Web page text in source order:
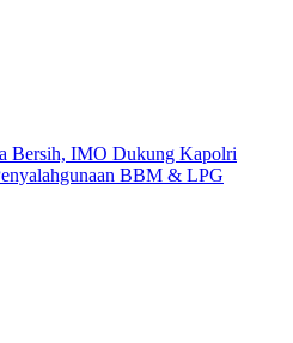
Bersih, IMO Dukung Kapolri
BBM & LPG